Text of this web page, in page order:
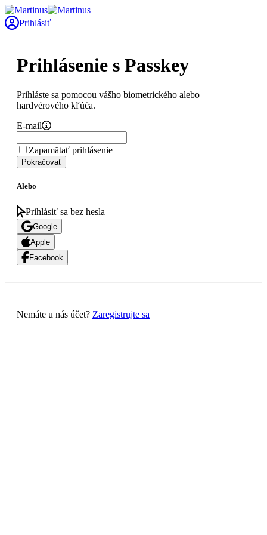
Prihlásiť
Prihlásenie s Passkey
Prihláste sa pomocou vášho biometrického alebo
hardvérového kľúča.
E-mail
Zapamätať prihlásenie
Pokračovať
Alebo
Prihlásiť sa bez hesla
Google
Apple
Facebook
Nemáte u nás účet? Zaregistrujte sa